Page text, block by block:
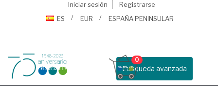
Iniciar sesión
Registrarse
ES
EUR ESPAÑA PENINSULAR
Busqueda avanzada
0